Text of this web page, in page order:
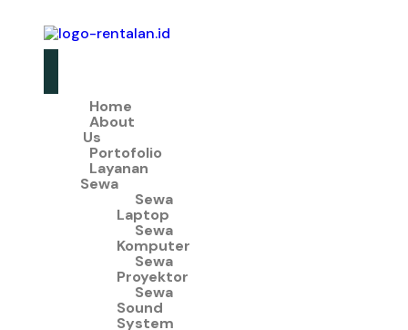
Home
About
Us
Portofolio
Layanan
Sewa
Sewa
Laptop
Sewa
Komputer
Sewa
Proyektor
Sewa
Sound
System